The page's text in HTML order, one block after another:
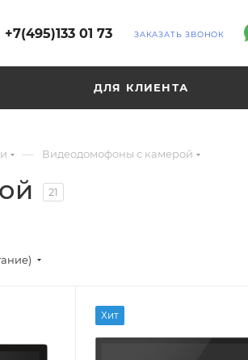
+7(495)133 01 73 ЗАКАЗАТЬ ЗВОНОК
ДЛЯ КЛИЕНТА
— Видеодомофоны с камерой
21
Хит